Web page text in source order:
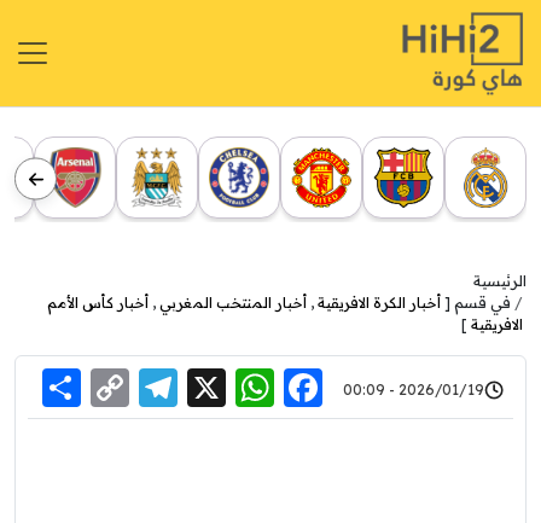
الرئيسية
في قسم [ أخبار الكرة الافريقية , أخبار المنتخب المغربي , أخبار كأس الأمم
الافريقية ]
2026/01/19 - 00:09
Facebook
WhatsApp
X
Link